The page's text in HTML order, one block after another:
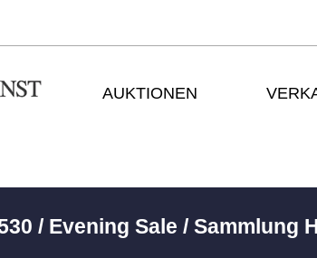
AUKTIONEN
/ Evening Sale / Sammlung